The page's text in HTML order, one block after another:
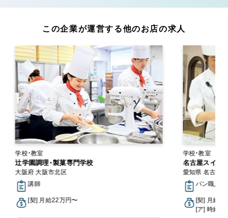
この企業が運営する他のお店の求人
学校・教室
辻学園調理・製菓専門学校
大阪府 大阪市北区
講師
[契] 月給22万円〜
学校・教室
名古屋スイー
愛知県 名古屋
パン職人・
[契] 月給
[ア] 時給